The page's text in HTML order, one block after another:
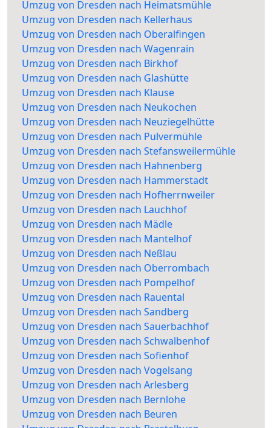
Umzug von Dresden nach Heimatsmühle
Umzug von Dresden nach Kellerhaus
Umzug von Dresden nach Oberalfingen
Umzug von Dresden nach Wagenrain
Umzug von Dresden nach Birkhof
Umzug von Dresden nach Glashütte
Umzug von Dresden nach Klause
Umzug von Dresden nach Neukochen
Umzug von Dresden nach Neuziegelhütte
Umzug von Dresden nach Pulvermühle
Umzug von Dresden nach Stefansweilermühle
Umzug von Dresden nach Hahnenberg
Umzug von Dresden nach Hammerstadt
Umzug von Dresden nach Hofherrnweiler
Umzug von Dresden nach Lauchhof
Umzug von Dresden nach Mädle
Umzug von Dresden nach Mantelhof
Umzug von Dresden nach Neßlau
Umzug von Dresden nach Oberrombach
Umzug von Dresden nach Pompelhof
Umzug von Dresden nach Rauental
Umzug von Dresden nach Sandberg
Umzug von Dresden nach Sauerbachhof
Umzug von Dresden nach Schwalbenhof
Umzug von Dresden nach Sofienhof
Umzug von Dresden nach Vogelsang
Umzug von Dresden nach Arlesberg
Umzug von Dresden nach Bernlohe
Umzug von Dresden nach Beuren